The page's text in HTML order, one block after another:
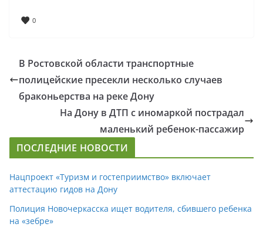
0
В Ростовской области транспортные
полицейские пресекли несколько случаев
браконьерства на реке Дону
На Дону в ДТП с иномаркой пострадал
маленький ребенок-пассажир
ПОСЛЕДНИЕ НОВОСТИ
Нацпроект «Туризм и гостеприимство» включает
аттестацию гидов на Дону
Полиция Новочеркасска ищет водителя, сбившего ребенка
на «зебре»